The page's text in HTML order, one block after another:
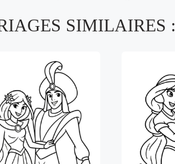
SIMILAIRES :